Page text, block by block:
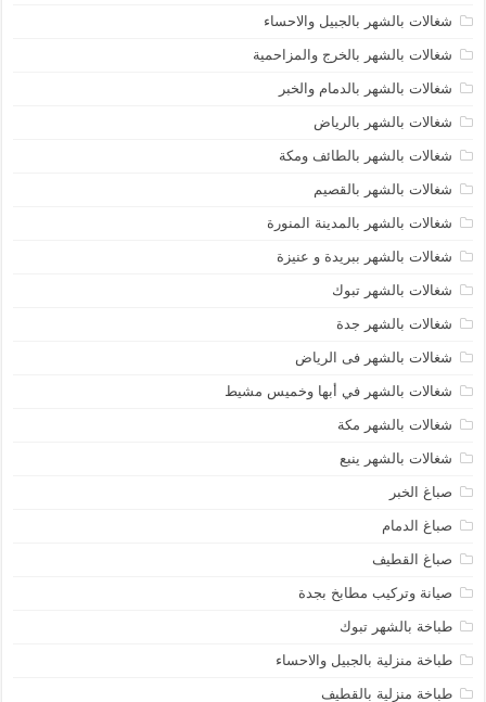
شغالات بالشهر بالجبيل والاحساء
شغالات بالشهر بالخرج والمزاحمية
شغالات بالشهر بالدمام والخبر
شغالات بالشهر بالرياض
شغالات بالشهر بالطائف ومكة
شغالات بالشهر بالقصيم
شغالات بالشهر بالمدينة المنورة
شغالات بالشهر ببريدة و عنيزة
شغالات بالشهر تبوك
شغالات بالشهر جدة
شغالات بالشهر فى الرياض
شغالات بالشهر في أبها وخميس مشيط
شغالات بالشهر مكة
شغالات بالشهر ينبع
صباغ الخبر
صباغ الدمام
صباغ القطيف
صيانة وتركيب مطابخ بجدة
طباخة بالشهر تبوك
طباخة منزلية بالجبيل والاحساء
طباخة منزلية بالقطيف